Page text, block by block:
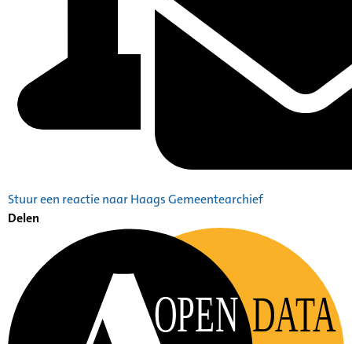
Stuur een reactie naar Haags Gemeentearchief
Delen
OPEN DATA